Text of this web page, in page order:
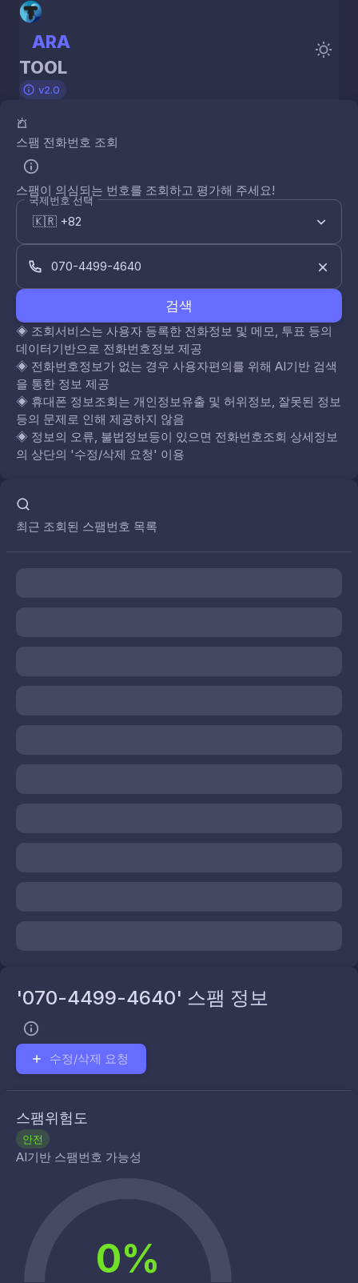
ARA
TOOL
v2.0
스팸 전화번호 조회
스팸이 의심되는 번호를 조회하고 평가해 주세요!
국제번호 선택
검색
◈ 조회서비스는 사용자 등록한 전화정보 및 메모, 투표 등의
데이터기반으로 전화번호정보 제공
◈ 전화번호정보가 없는 경우 사용자편의를 위해 AI기반 검색
을 통한 정보 제공
◈ 휴대폰 정보조회는 개인정보유출 및 허위정보, 잘못된 정보
등의 문제로 인해 제공하지 않음
◈ 정보의 오류, 불법정보등이 있으면 전화번호조회 상세정보
의 상단의 '수정/삭제 요청' 이용
최근 조회된 스팸번호 목록
'070-4499-4640' 스팸 정보
수정/삭제 요청
스팸위험도
안전
AI기반 스팸번호 가능성
0%